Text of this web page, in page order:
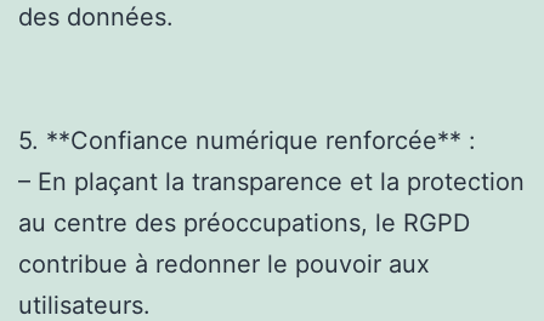
des données.
5. **Confiance numérique renforcée** :
– En plaçant la transparence et la protection
au centre des préoccupations, le RGPD
contribue à redonner le pouvoir aux
utilisateurs.